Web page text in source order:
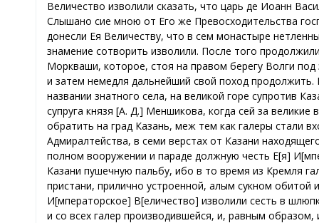
Величество изволили сказать, что царь де Иоанн
Слышано сие мною от Его же Превосходительства
донесли Ея Величеству, что в сем монастыре
знамение сотворить изволили. После того
Моркваши, которое, стоя на правом берегу Волги
и затем немедля дальнейший свой поход
названии знатного села, на великой горе супротив
супруга князя [А. Д.] Меншикова, когда сей за
обратить на град Казань, меж тем как галеры стали
Адмиралтейства, в семи верстах от Казани
полном вооружении и параде должную честь Е[я]
Казани пушечную пальбу, ибо в то время из Кремля
пристани, прилично устроенной, алым сукном
И[мператорское] В[еличество] изволили сесть в
и со всех галер производившейся, и, равным образом,